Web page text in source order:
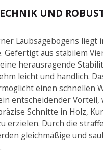
UND
Laubsägebogens liegt
Gefertigt aus stabilem
herausragende
leicht und handlich.
einen schnellen
entscheidender Vorteil,
Schnitte in Holz,
erzielen. Durch die
gleichmäßige und